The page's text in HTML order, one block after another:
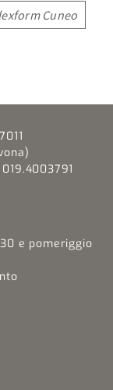
Cuneo
e pomeriggio